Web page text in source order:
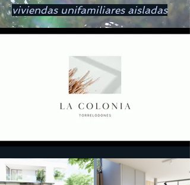
viviendas unifamiliares aisladas